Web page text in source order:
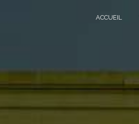
ACCUEIL